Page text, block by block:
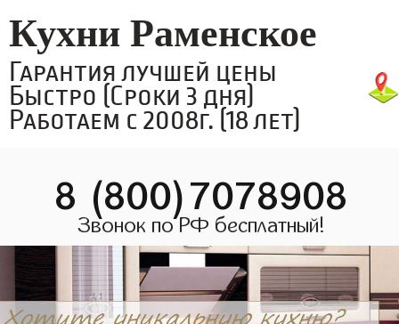
Кухни Раменское
Гарантия лучшей цены
Быстро (Сроки 3 дня)
Работаем с 2008г. (18 лет)
8 (800)7078908
Звонок по РФ бесплатный!